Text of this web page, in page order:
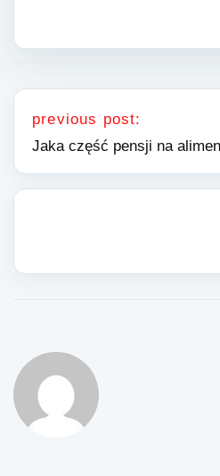
Nawigacja wpisu
previous post:
Jaka część pensji na